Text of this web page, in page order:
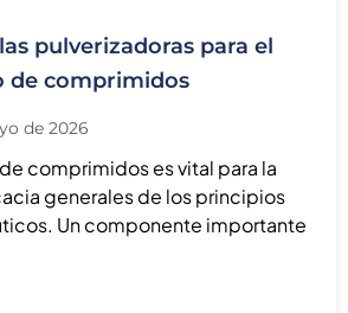
pulverizadoras para el
de comprimidos
de 2026
comprimidos es vital para la
generales de los principios
Un componente importante